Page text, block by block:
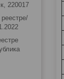
220017